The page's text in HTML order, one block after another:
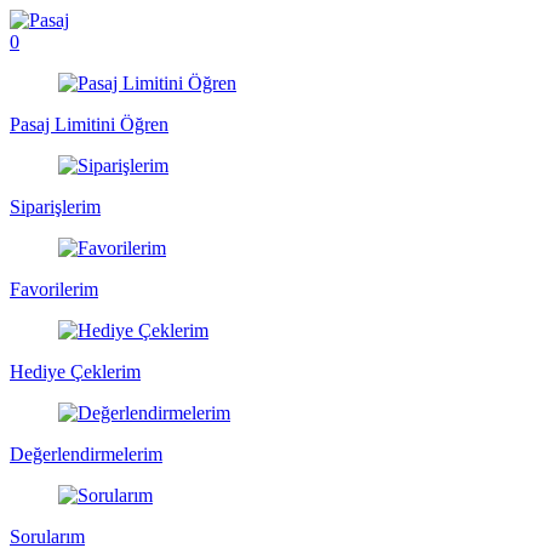
0
Pasaj Limitini Öğren
Siparişlerim
Favorilerim
Hediye Çeklerim
Değerlendirmelerim
Sorularım